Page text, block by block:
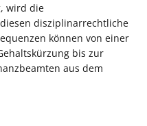
wird die
disziplinarrechtliche
können von einer
bis zur
aus dem